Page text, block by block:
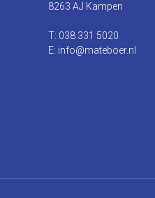
8263 AJ Kampen
T: 038 331 5020
E: info@mateboer.nl